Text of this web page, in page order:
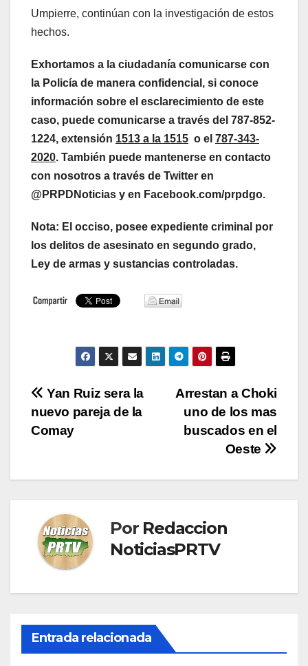
Umpierre, continúan con la investigación de estos
hechos.
Exhortamos a la ciudadanía comunicarse con
la Policía de manera confidencial, si conoce
información sobre el esclarecimiento de este
caso, puede comunicarse a través del 787-852-
1224, extensión 1513 a la 1515 o el 787-343-
2020. También puede mantenerse en contacto
con nosotros a través de Twitter en
@PRPDNoticias y en Facebook.com/prpdgo.
Nota: El occiso, posee expediente criminal por
los delitos de asesinato en segundo grado,
Ley de armas y sustancias controladas.
Navegación
de
Arrestan a Choki
uno de los mas
buscados en el
Oeste
Yan Ruiz sera la
nuevo pareja de la
Comay
Por Redaccion
NoticiasPRTV
Entrada relacionada